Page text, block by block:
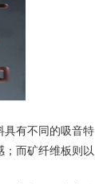
具有不同的吸音特
；而矿纤维板则以